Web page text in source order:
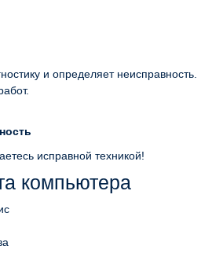
и определяет неисправность.
исправной техникой!
компьютера